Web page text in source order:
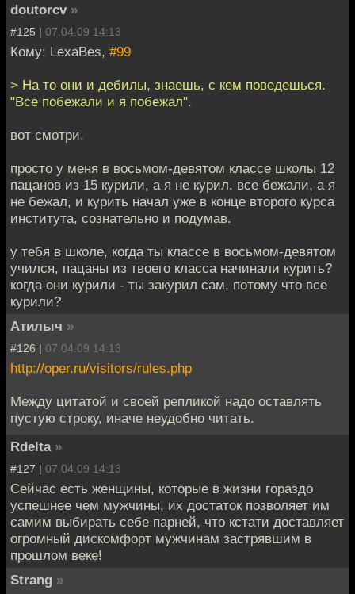
doutorcv »
#125 | 07.04.09 14:13
Кому: LexaBes, #99
> На то они и дебилы, знаешь, с кем поведешься.
"Все побежали и я побежал".
вот смотри.
просто у меня в восьмом-девятом классе школы 12
пацанов из 15 курили, а я не курил. все бежали, а я
не бежал, и курить начал уже в конце второго курса
института, сознательно и подумав.
у тебя в школе, когда ты классе в восьмом-девятом
учился, пацаны из твоего класса начинали курить?
когда они курили - ты закурил сам, потому что все
курили?
Атилыч »
#126 | 07.04.09 14:13
http://oper.ru/visitors/rules.php
Между цитатой и своей репликой надо оставлять
пустую строку, иначе неудобно читать.
Rdelta »
#127 | 07.04.09 14:13
Сейчас есть женщины, которые в жизни гораздо
успешнее чем мужчины, их достаток позволяет им
самим выбирать себе парней, что кстати доставляет
огромный дискомфорт мужчинам застрявшим в
прошлом веке!
Strang »